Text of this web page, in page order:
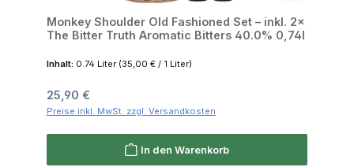
Monkey Shoulder Old Fashioned Set – inkl. 2×
The Bitter Truth Aromatic Bitters 40.0% 0,74l
Inhalt: 0.74 Liter (35,00 € / 1 Liter)
Regulärer Preis:
25,90 €
Preise inkl. MwSt. zzgl. Versandkosten
In den Warenkorb